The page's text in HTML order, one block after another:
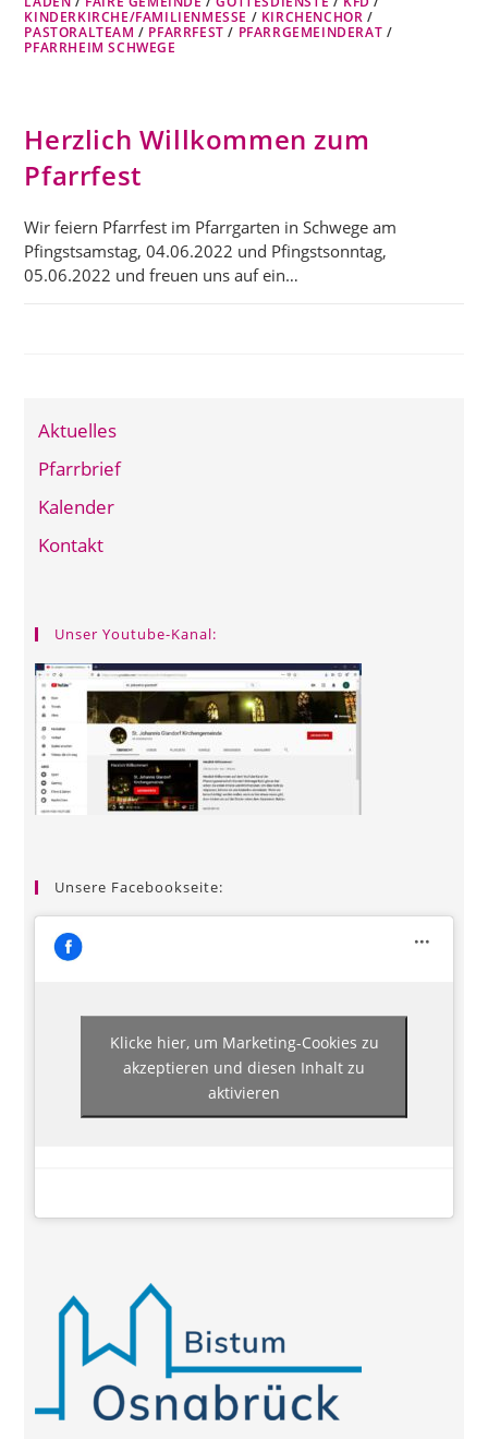
KINDERKIRCHE/FAMILIENMESSE / KIRCHENCHOR /
PASTORALTEAM / PFARRFEST / PFARRGEMEINDERAT /
PFARRHEIM SCHWEGE
Herzlich Willkommen zum
Pfarrfest
Wir feiern Pfarrfest im Pfarrgarten in Schwege am
Pfingstsamstag, 04.06.2022 und Pfingstsonntag,
05.06.2022 und freuen uns auf ein…
Aktuelles
Pfarrbrief
Kalender
Kontakt
Unser Youtube-Kanal:
Unsere Facebookseite:
Klicke hier, um Marketing-Cookies zu
akzeptieren und diesen Inhalt zu
aktivieren